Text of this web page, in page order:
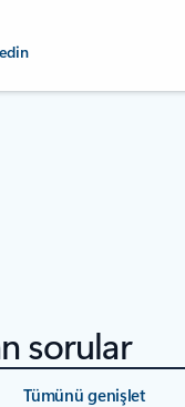
sorular
Tümünü genişlet